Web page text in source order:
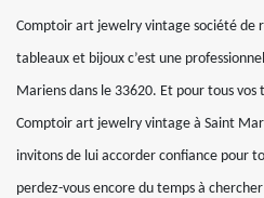
Comptoir art jewelry vintage société de
tableaux et bijoux c’est une
Mariens dans le 33620. Et pour tous
Comptoir art jewelry vintage à Saint
invitons de lui accorder confiance pour
perdez-vous encore du temps à